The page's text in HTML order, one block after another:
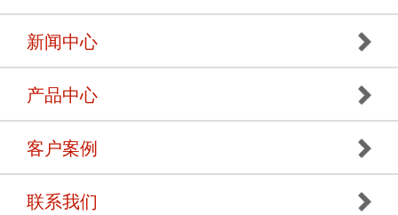
新闻中心
产品中心
客户案例
联系我们